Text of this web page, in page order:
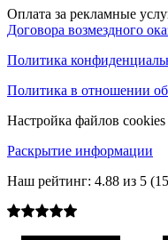
Оплата за рекламные
Договора возмездного
Политика
Политика в отношении
Настройка файлов cookies
Раскрытие информации
Наш рейтинг: 4.88 из 5 (